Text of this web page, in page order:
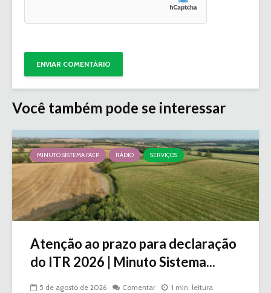
Você também pode se interessar
MINUTO SISTEMA FAEP RÁDIO SERVIÇOS
Atenção ao prazo para declaração
do ITR 2026 | Minuto Sistema...
5 de agosto de 2026 Comentar 1 min. leitura